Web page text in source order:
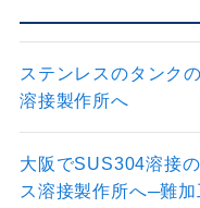
ステンレスのタンク
溶接製作所へ
大阪でSUS304溶接
ス溶接製作所へ─難